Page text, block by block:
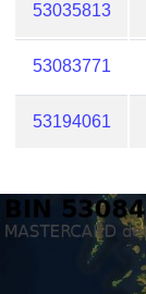
53035813
53083771
53194061